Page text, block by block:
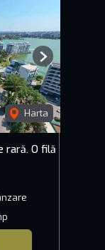
Harta
Next
rară. O filă